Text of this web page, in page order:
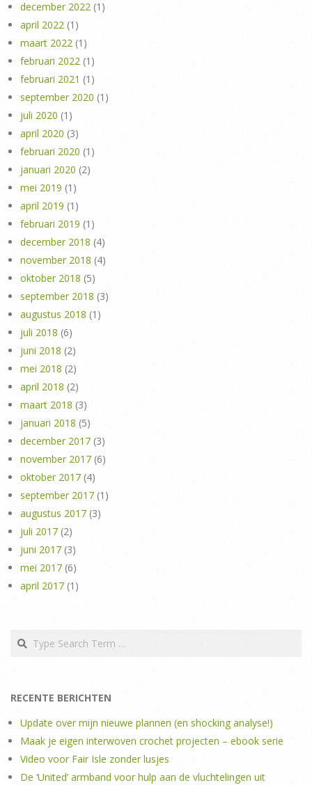
december 2022 (1)
april 2022 (1)
maart 2022 (1)
februari 2022 (1)
februari 2021 (1)
september 2020 (1)
juli 2020 (1)
april 2020 (3)
februari 2020 (1)
januari 2020 (2)
mei 2019 (1)
april 2019 (1)
februari 2019 (1)
december 2018 (4)
november 2018 (4)
oktober 2018 (5)
september 2018 (3)
augustus 2018 (1)
juli 2018 (6)
juni 2018 (2)
mei 2018 (2)
april 2018 (2)
maart 2018 (3)
januari 2018 (5)
december 2017 (3)
november 2017 (6)
oktober 2017 (4)
september 2017 (1)
augustus 2017 (3)
juli 2017 (2)
juni 2017 (3)
mei 2017 (6)
april 2017 (1)
Search
RECENTE BERICHTEN
Update over mijn nieuwe plannen (en shocking analyse!)
Maak je eigen interwoven crochet projecten – ebook serie
Video voor Fair Isle zonder lusjes
De ‘United’ armband voor hulp aan de vluchtelingen uit